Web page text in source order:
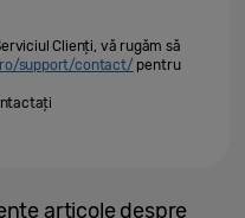
Clienți, vă rugăm să
support/contact/ pentru
articole despre